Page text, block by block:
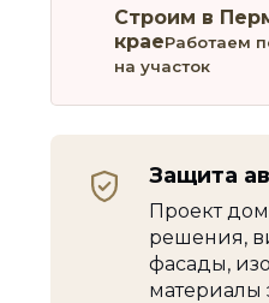
Строим в
краеРаботаем
на участок
Защита
Проект
решения,
фасады,
материалы